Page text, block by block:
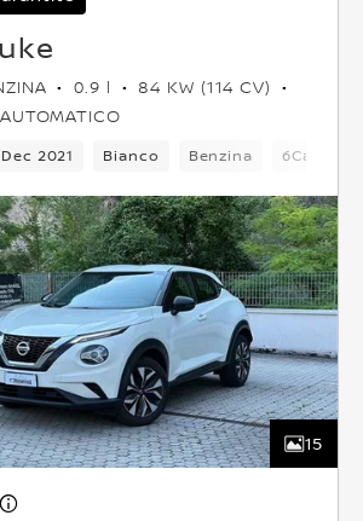
0.9 l
84 KW (114 CV)
AUTOMATICO
Dec 2021 Bianco Benzina 6Cambio
15